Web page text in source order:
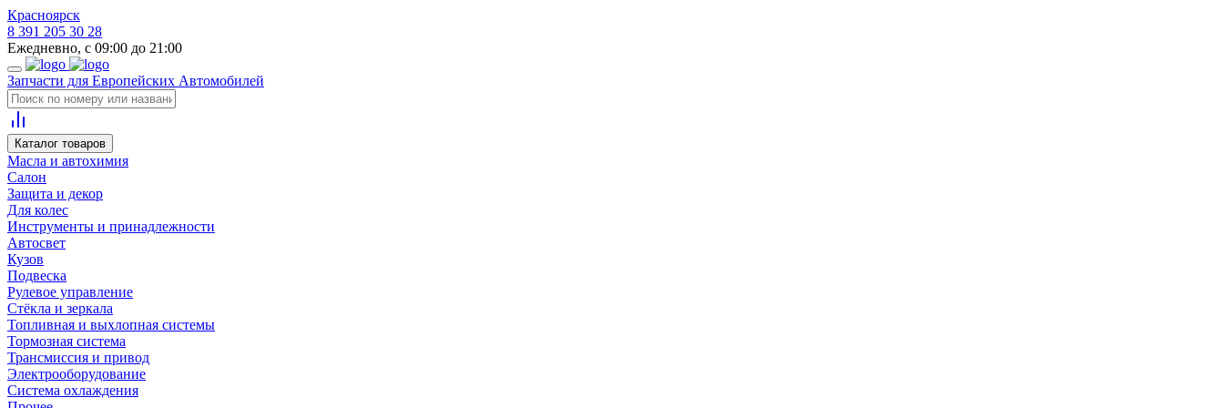
Красноярск
8 391 205 30 28
Ежедневно, с 09:00 до 21:00
Запчасти для Европейских Автомобилей
Каталог товаров
Масла и автохимия
Салон
Защита и декор
Для колес
Инструменты и принадлежности
Автосвет
Кузов
Подвеска
Рулевое управление
Стёкла и зеркала
Топливная и выхлопная системы
Тормозная система
Трансмиссия и привод
Электрооборудование
Система охлаждения